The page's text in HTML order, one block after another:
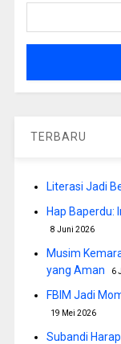
TERBARU
Literasi Jadi
Hap Baperdu:
8 Juni 2026
Musim
yang Aman
6
FBIM Jadi
19 Mei 2026
Subandi